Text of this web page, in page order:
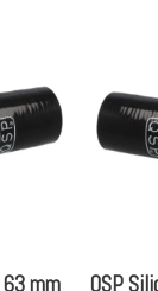
63 mm QSP